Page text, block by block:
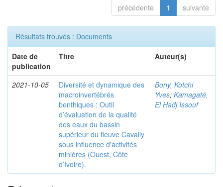
précédente 1 suivante
Résultats trouvés : Documents
Date de
publication
Titre Auteur(s)
2021-10-05
Diversité et dynamique des
macroinvertébrés
benthiques : Outil
d’évaluation de la qualité
des eaux du bassin
supérieur du fleuve Cavally
sous influence d'activités
minières (Ouest, Côte
d’Ivoire).
Bony, Kotchi
Yves; Kamagaté,
El Hadj Issouf